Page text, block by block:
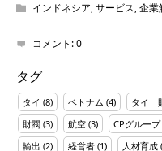
インドネシア,サービス,企業
コメント:0
タグ
タイ (8) ベトナム (4) タイ
財閥 (3) 航空 (3) CPグループ
輸出 (2) 経営者 (1) 人材育成